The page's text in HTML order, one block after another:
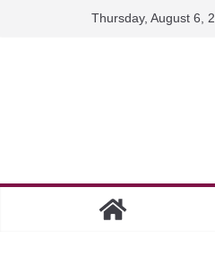
Thursday, August 6,